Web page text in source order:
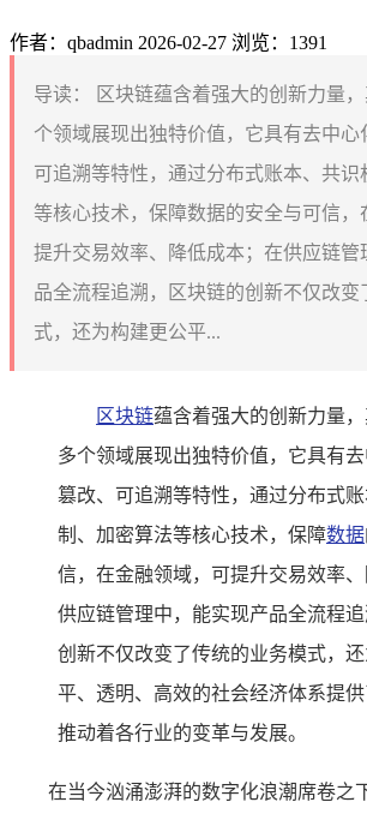
作者：qbadmin 2026-02-27 浏览：1391
导读：
区块链蕴含着强大的创新力量
个领域展现出独特价值，它具有去中心
可追溯等特性，通过分布式账本、共识
等核心技术，保障数据的安全与可信，
提升交易效率、降低成本；在供应链管
品全流程追溯，区块链的创新不仅改变
式，还为构建更公平...
区块链蕴含着强大的创新力量
多个领域展现出独特价值，它具有
篡改、可追溯等特性，通过分布式
制、加密算法等核心技术，保障数据
信，在金融领域，可提升交易效率
供应链管理中，能实现产品全流程
创新不仅改变了传统的业务模式，
平、透明、高效的社会经济体系提供
推动着各行业的变革与发展。
在当今汹涌澎湃的数字化浪潮席卷之